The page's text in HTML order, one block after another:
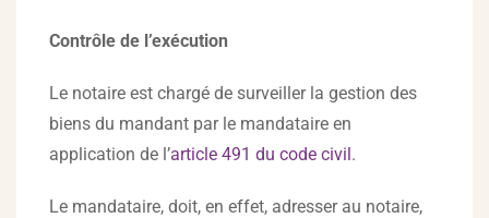
Contrôle de l’exécution
Le notaire est chargé de surveiller la gestion des
biens du mandant par le mandataire en
application de l’article 491 du code civil.
Le mandataire, doit, en effet, adresser au notaire,